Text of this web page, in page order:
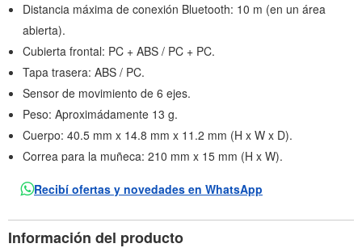
Distancia máxima de conexión Bluetooth: 10 m (en un área
abierta).
Cubierta frontal: PC + ABS / PC + PC.
Tapa trasera: ABS / PC.
Sensor de movimiento de 6 ejes.
Peso: Aproximádamente 13 g.
Cuerpo: 40.5 mm x 14.8 mm x 11.2 mm (H x W x D).
Correa para la muñeca: 210 mm x 15 mm (H x W).
Recibí ofertas y novedades en WhatsApp
Información del producto